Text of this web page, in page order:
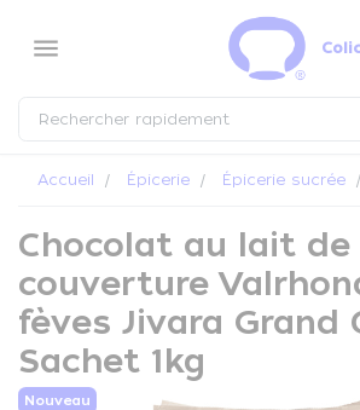
menu
Accueil Épicerie Épicerie sucrée
Chocolat au lait de
couverture
fèves Jivara Grand
Sachet 1kg
Nouveau